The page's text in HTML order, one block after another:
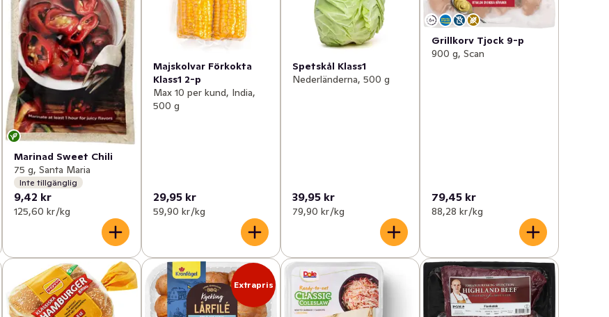
Marinad Sweet Chili
75 g, Santa Maria
Inte tillgänglig
9,42 kr
125,60 kr /kg
Majskolvar Förkokta
Klass1 2-p
Max 10 per kund, India,
500 g
29,95 kr
59,90 kr /kg
Spetskål Klass1
Nederländerna, 500 g
39,95 kr
79,90 kr /kg
Grillkorv Tjock 9-p
900 g, Scan
79,45 kr
88,28 kr /kg
Extrapris